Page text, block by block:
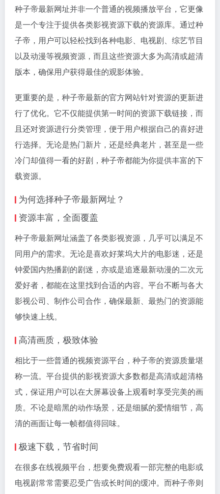
种子帝最新网址并非一个普通的视频播放平台，它更像
是一个专注于提供各类影视资源下载的资源库。通过种
子帝，用户可以轻松找到各种电影、电视剧、综艺节目
以及动漫等视频资源，而且这些资源大多为高清或超清
版本，确保用户获得最佳的观影体验。
更重要的是，种子帝最新的官方网站针对资源的更新进
行了优化。它不仅能提供第一时间的资源下载链接，而
且还对资源进行分类管理，便于用户根据自己的喜好进
行选择。无论是热门新片，还是经典老片，甚至是一些
冷门却值得一看的好剧，种子帝都能为你提供丰富的下
载资源。
为何选择种子帝最新网址？
资源丰富，全面覆盖
种子帝最新网址涵盖了各类影视资源，几乎可以满足不
同用户的需求。无论是喜欢好莱坞大片的电影迷，还是
钟爱国内热播剧的剧迷，亦或是追逐最新动漫的二次元
爱好者，都能在这里找到合适的内容。平台不断与各大
影视公司、制作公司合作，确保最新、最热门的资源能
够快速上线。
高清画质，极致体验
相比于一些普通的视频资源平台，种子帝的资源质量堪
称一流。平台提供的影视资源大多数都是高清或超清格
式，保证用户可以在大屏幕设备上观看时享受完美的画
质。不论是暗黑的动作场景，还是细腻的爱情细节，高
清的画面让每一帧都值得回味。
极速下载，节省时间
在很多在线视频平台，想要免费观看一部完整的电影或
电视剧常常需要忍受广告或长时间的缓冲。而种子帝则